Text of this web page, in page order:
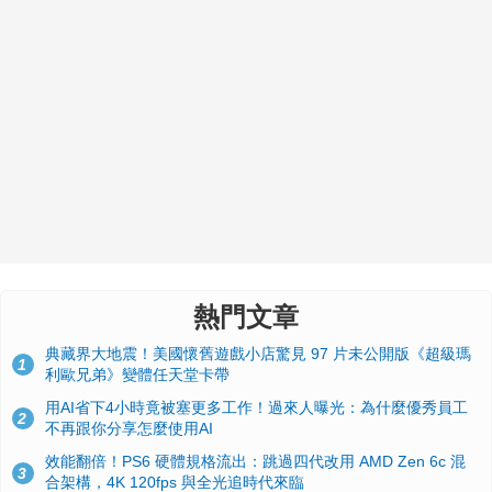
熱門文章
1
典藏界大地震！美國懷舊遊戲小店驚見 97 片未公開版《超級瑪
利歐兄弟》變體任天堂卡帶
2
用AI省下4小時竟被塞更多工作！過來人曝光：為什麼優秀員工
不再跟你分享怎麼使用AI
3
效能翻倍！PS6 硬體規格流出：跳過四代改用 AMD Zen 6c 混
合架構，4K 120fps 與全光追時代來臨